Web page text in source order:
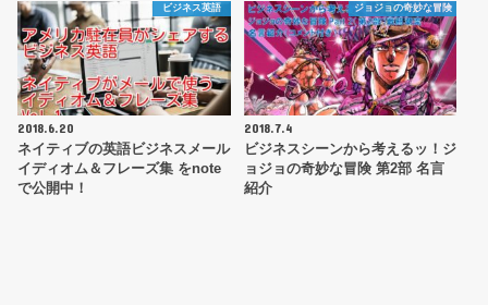
ビジネス英語
2018.6.20
ネイティブの英語ビジネスメール
イディオム＆フレーズ集 をnote
で公開中！
ジョジョの奇妙な冒険
2018.7.4
ビジネスシーンから考えるッ！ジ
ョジョの奇妙な冒険 第2部 名言
紹介